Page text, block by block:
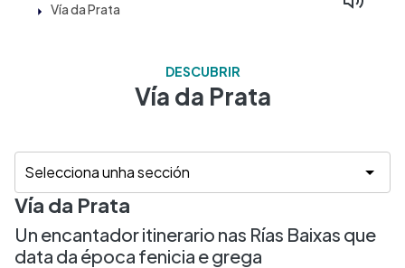
Vía da Prata
DESCUBRIR
Vía da Prata
Vía da Prata
Un encantador itinerario nas Rías Baixas que
data da época fenicia e grega